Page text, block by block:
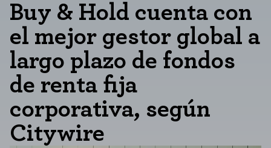
Buy & Hold cuenta con
el mejor gestor global a
largo plazo de fondos
de renta fija
corporativa, según
Citywire